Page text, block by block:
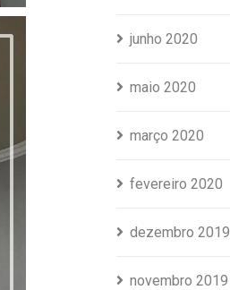
junho 2020
maio 2020
março 2020
fevereiro 2020
dezembro 2019
novembro 2019